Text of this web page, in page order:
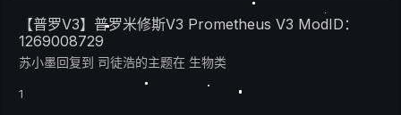
【普罗V3】普罗米修斯V3 Prometheus V3 ModID：
1269008729
苏小墨回复到 司徒浩的主题在 生物类
1